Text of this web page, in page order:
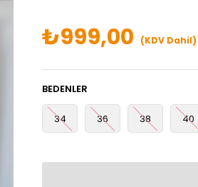
₺999,00 (KDV Dahil)
BEDENLER
34 36 38 40